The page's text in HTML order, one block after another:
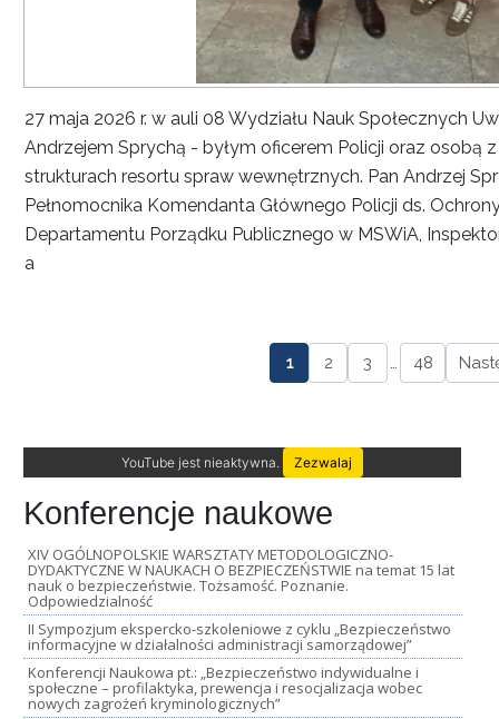
27 maja 2026 r. w auli 08 Wydziału Nauk Społecznych
Andrzejem Sprychą - byłym oficerem Policji oraz osobą
strukturach resortu spraw wewnętrznych. Pan Andrzej
Pełnomocnika Komendanta Głównego Policji ds.
Departamentu Porządku Publicznego w MSWiA,
a
1 2 3 … 48
YouTube jest nieaktywna. Zezwalaj
Konferencje naukowe
XIV OGÓLNOPOLSKIE WARSZTATY METODOLOGICZNO-
DYDAKTYCZNE W NAUKACH O BEZPIECZEŃSTWIE na temat 15 lat
nauk o bezpieczeństwie. Tożsamość. Poznanie.
Odpowiedzialność
II Sympozjum ekspercko-szkoleniowe z cyklu „Bezpieczeństwo
informacyjne w działalności administracji samorządowej”
Konferencji Naukowa pt.: „Bezpieczeństwo indywidualne i
społeczne – profilaktyka, prewencja i resocjalizacja wobec
nowych zagrożeń kryminologicznych”